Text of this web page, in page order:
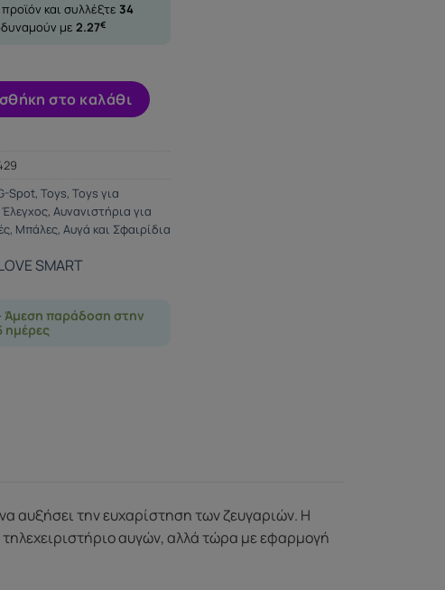
και συλλέξτε 34
με 2.27€
ποσότηταστο καλάθι
Spot, Toys, Toys για
, Αυνανιστήρια για
, Μπάλες, Αυγά και Σφαιρίδια
SMART
Άμεση παράδοση στην
ημέρες
να αυξήσει την ευχαρίστηση των ζευγαριών. Η
αυγών, αλλά τώρα με εφαρμογή